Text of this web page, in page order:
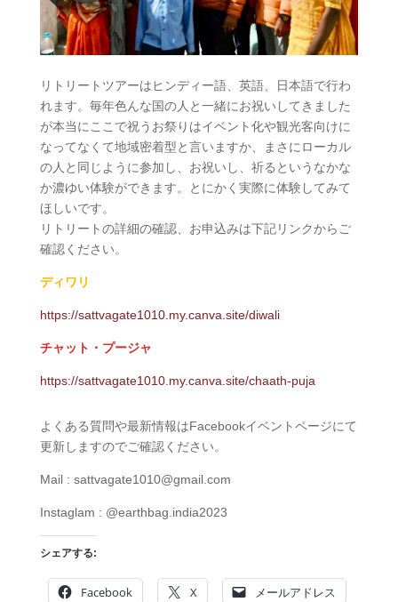
リトリートツアーはヒンディー語、英語、日本語で行わ
れます。毎年色んな国の人と一緒にお祝いしてきました
が本当にここで祝うお祭りはイベント化や観光客向けに
なってなくて地域密着型と言いますか、まさにローカル
の人と同じように参加し、お祝いし、祈るというなかな
か濃ゆい体験ができます。とにかく実際に体験してみて
ほしいです。
リトリートの詳細の確認、お申込みは下記リンクからご
確認ください。
ディワリ
https://sattvagate1010.my.canva.site/diwali
チャット・プージャ
https://sattvagate1010.my.canva.site/chaath-puja
よくある質問や最新情報はFacebookイベントページにて​
更新しますのでご確認ください。
Mail : sattvagate1010@gmail.com
Instaglam : @earthbag.india2023
シェアする:
Facebook X メールアドレス